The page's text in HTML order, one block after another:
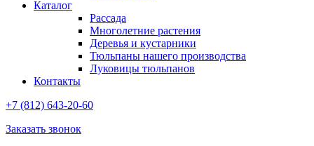
Каталог
Рассада
Многолетние растения
Деревья и кустарники
Тюльпаны нашего производства
Луковицы тюльпанов
Контакты
+7 (812) 643-20-60
Заказать звонок